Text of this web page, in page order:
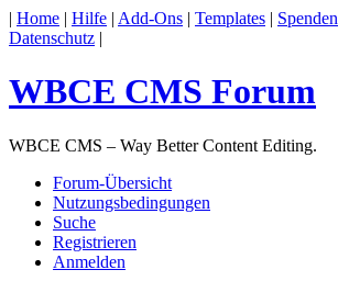
| Home | Hilfe | Add-Ons | Templates | Spenden
Datenschutz |
WBCE CMS Forum
WBCE CMS – Way Better Content Editing.
Forum-Übersicht
Nutzungsbedingungen
Suche
Registrieren
Anmelden